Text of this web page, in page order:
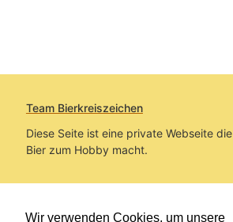
Wir verwenden Cookies, um unsere
Team Bierkreiszeichen
Diese Seite ist eine private Webseite
Bier zum Hobby macht.
Sie befinden sich auf https://